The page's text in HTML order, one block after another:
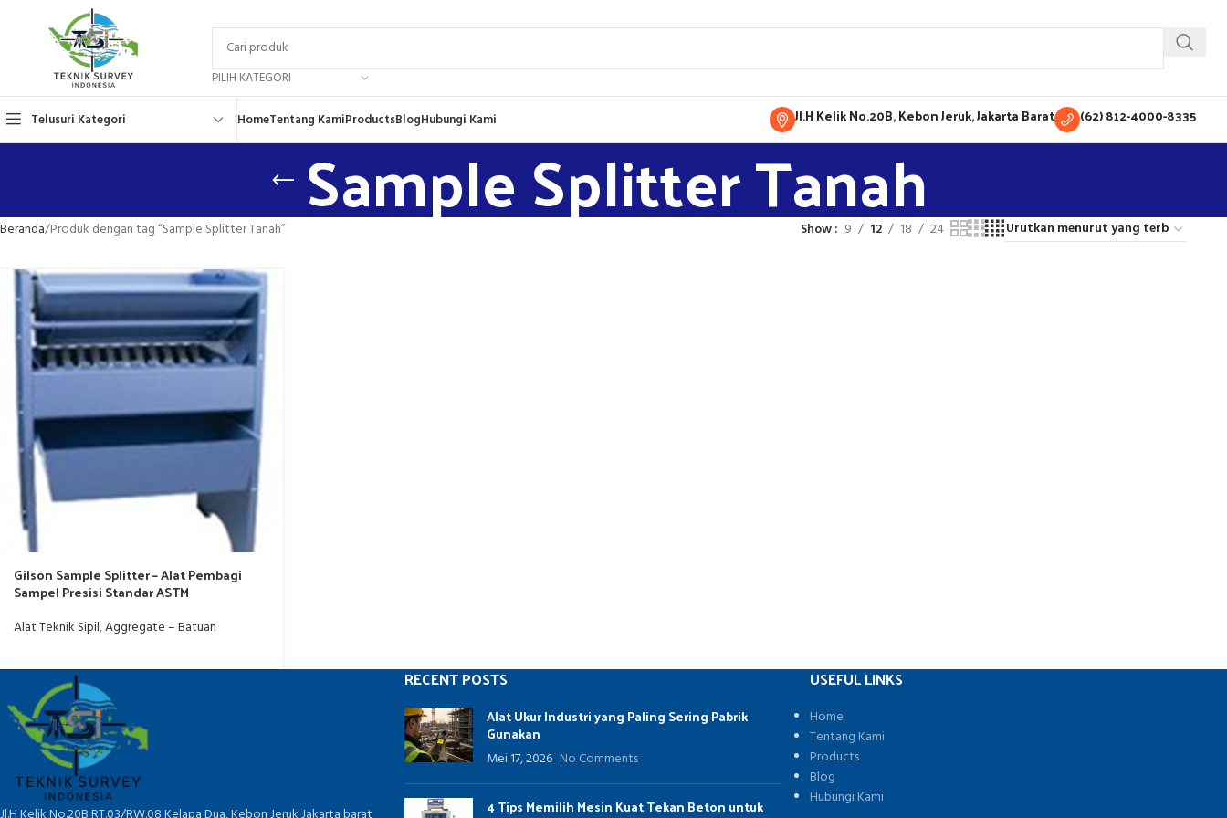
PILIH KATEGORI
Telusuri Kategori HomeTentang KamiProductsBlogHubungi Kami Jl.H Kelik No.20B, Kebon Jeruk, Jakarta Barat (62) 812-4000-8335
Sample Splitter Tanah
Beranda Produk dengan tag “Sample Splitter Tanah” Show 9 12 18 24
Gilson Sample Splitter – Alat Pembagi
Sampel Presisi Standar ASTM
Alat Teknik Sipil,Aggregate – Batuan
RECENT POSTS
Alat Ukur Industri yang Paling Sering Pabrik
Gunakan
Mei 17, 2026 No Comments
4 Tips Memilih Mesin Kuat Tekan Beton untuk
USEFUL LINKS
Home
Tentang Kami
Products
Blog
Hubungi Kami